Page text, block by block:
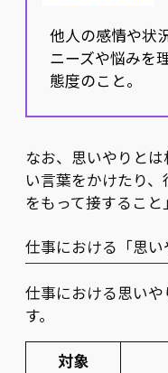
他人の感情や状
ニーズや悩みを
態度のこと。
なお、思いやりと
い言葉をかけたり
をもって接すること
仕事における「思
仕事における思い
す。
対象